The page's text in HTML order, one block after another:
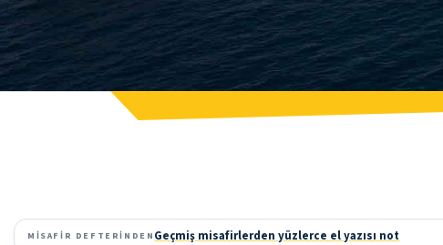
MISAFIR DEFTERINDEN Geçmiş misafirlerden yüzlerce el yazısı not